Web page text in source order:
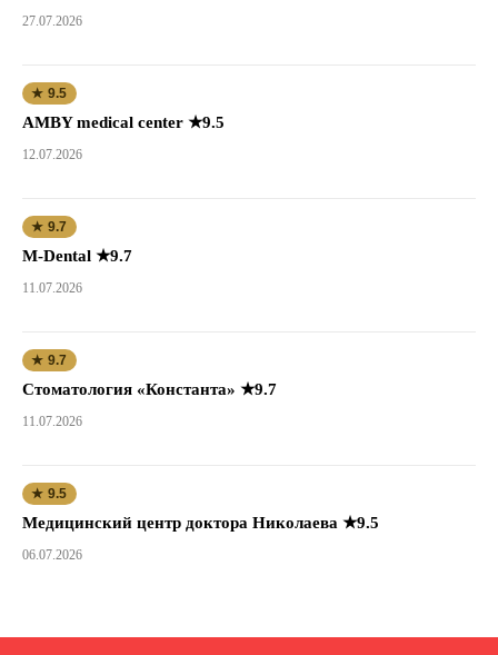
27.07.2026
★ 9.5
AMBY medical center ★9.5
12.07.2026
★ 9.7
M-Dental ★9.7
11.07.2026
★ 9.7
Стоматология «Константа» ★9.7
11.07.2026
★ 9.5
Медицинский центр доктора Николаева ★9.5
06.07.2026